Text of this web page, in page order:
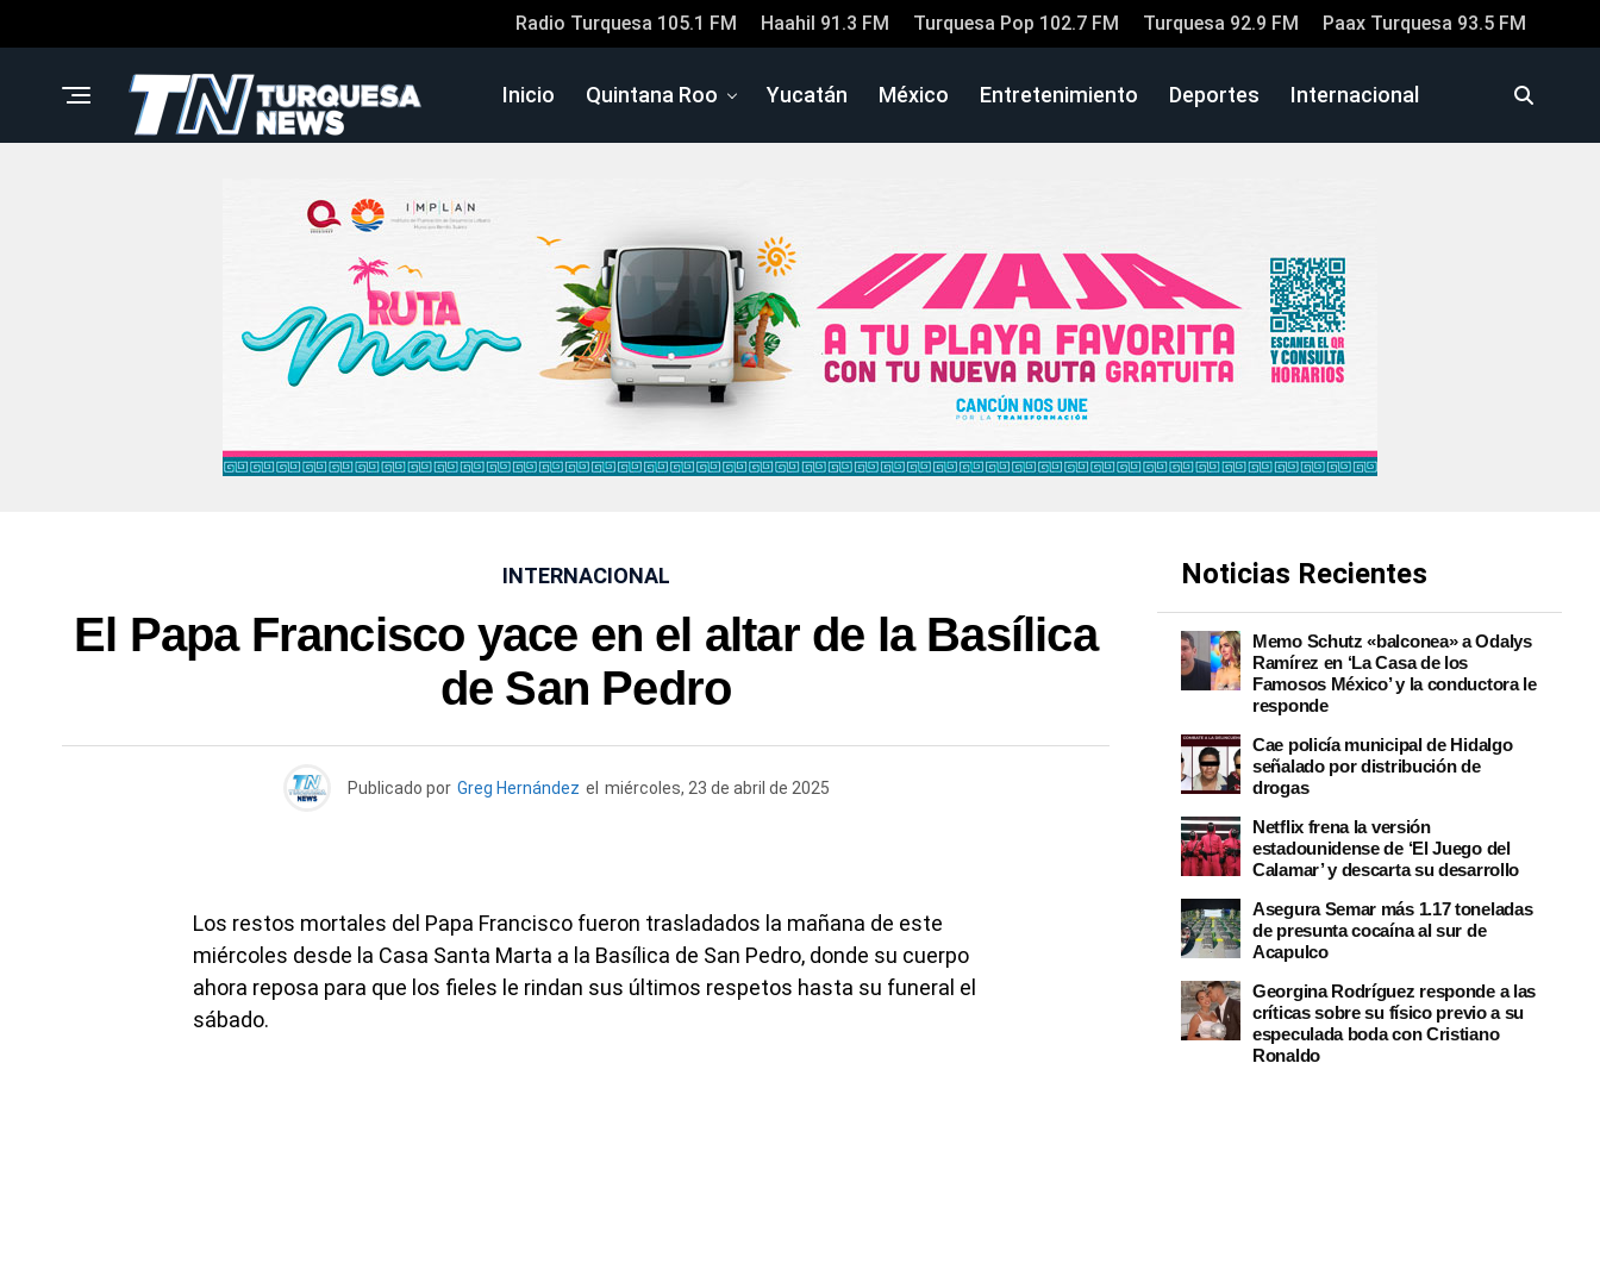
Radio Turquesa 105.1 FM Haahil 91.3 FM Turquesa Pop 102.7 FM Turquesa 92.9 FM Paax Turquesa 93.5 FM
Inicio Quintana Roo Yucatán México Entretenimiento Deportes Internacional
INTERNACIONAL
El Papa Francisco yace en el altar de la Basílica
de San Pedro
Publicado por Greg Hernández el miércoles, 23 de abril de 2025
Los restos mortales del Papa Francisco fueron trasladados la mañana de este
miércoles desde la Casa Santa Marta a la Basílica de San Pedro, donde su cuerpo
ahora reposa para que los fieles le rindan sus últimos respetos hasta su funeral el
sábado.
Noticias Recientes
Memo Schutz «balconea» a Odalys
Ramírez en ‘La Casa de los
Famosos México’ y la conductora le
responde
Cae policía municipal de Hidalgo
señalado por distribución de
drogas
Netflix frena la versión
estadounidense de ‘El Juego del
Calamar’ y descarta su desarrollo
Asegura Semar más 1.17 toneladas
de presunta cocaína al sur de
Acapulco
Georgina Rodríguez responde a las
críticas sobre su físico previo a su
especulada boda con Cristiano
Ronaldo